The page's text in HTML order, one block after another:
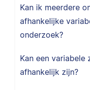
Kan ik meerdere
afhankelijke
onderzoek?
Kan een variabele
afhankelijk zijn?